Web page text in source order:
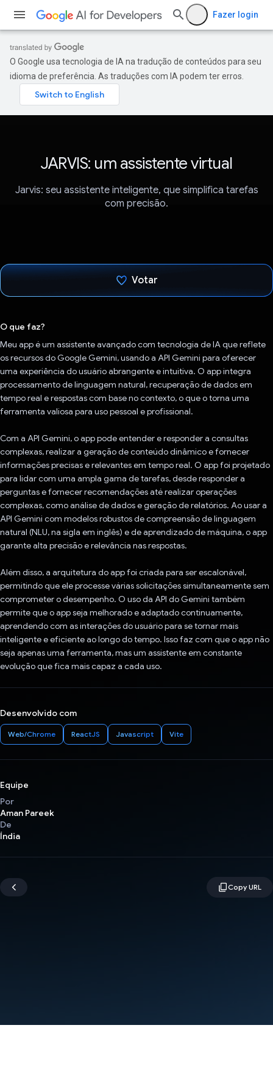
Fazer login
O Google usa tecnologia de IA na tradução de conteúdos para seu
idioma de preferência. As traduções com IA podem ter erros.
JARVIS: um assistente virtual
Jarvis: seu assistente inteligente, que simplifica tarefas
com precisão.
Votar
O que faz?
Meu app é um assistente avançado com tecnologia de IA que reflete
os recursos do Google Gemini, usando a API Gemini para oferecer
uma experiência do usuário abrangente e intuitiva. O app integra
processamento de linguagem natural, recuperação de dados em
tempo real e respostas com base no contexto, o que o torna uma
ferramenta valiosa para uso pessoal e profissional.
Com a API Gemini, o app pode entender e responder a consultas
complexas, realizar a geração de conteúdo dinâmico e fornecer
informações precisas e relevantes em tempo real. O app foi projetado
para lidar com uma ampla gama de tarefas, desde responder a
perguntas e fornecer recomendações até realizar operações
complexas, como análise de dados e geração de relatórios. Ao usar a
API Gemini com modelos robustos de compreensão de linguagem
natural (NLU, na sigla em inglês) e de aprendizado de máquina, o app
garante alta precisão e relevância nas respostas.
Além disso, a arquitetura do app foi criada para ser escalonável,
permitindo que ele processe várias solicitações simultaneamente sem
comprometer o desempenho. O uso da API do Gemini também
permite que o app seja melhorado e adaptado continuamente,
aprendendo com as interações do usuário para se tornar mais
inteligente e eficiente ao longo do tempo. Isso faz com que o app não
seja apenas uma ferramenta, mas um assistente em constante
evolução que fica mais capaz a cada uso.
Desenvolvido com
Web/Chrome ReactJS Javascript Vite
Equipe
Por
Aman Pareek
De
Índia